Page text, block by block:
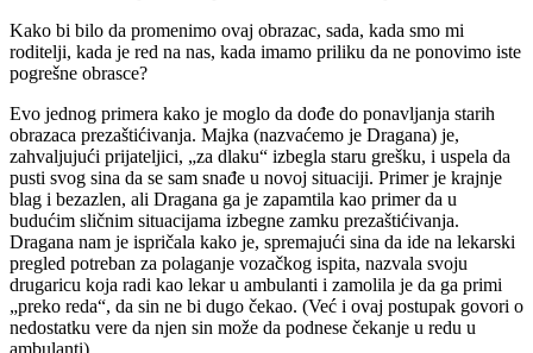
Kako bi bilo da promenimo ovaj obrazac, sada, kada smo mi
roditelji, kada je red na nas, kada imamo priliku da ne ponovimo iste
pogrešne obrasce?
Evo jednog primera kako je moglo da dođe do ponavljanja starih
obrazaca prezaštićivanja. Majka (nazvaćemo je Dragana) je,
zahvaljujući prijateljici, „za dlaku“ izbegla staru grešku, i uspela da
pusti svog sina da se sam snađe u novoj situaciji. Primer je krajnje
blag i bezazlen, ali Dragana ga je zapamtila kao primer da u
budućim sličnim situacijama izbegne zamku prezaštićivanja.
Dragana nam je ispričala kako je, spremajući sina da ide na lekarski
pregled potreban za polaganje vozačkog ispita, nazvala svoju
drugaricu koja radi kao lekar u ambulanti i zamolila je da ga primi
„preko reda“, da sin ne bi dugo čekao. (Već i ovaj postupak govori o
nedostatku vere da njen sin može da podnese čekanje u redu u
ambulanti).